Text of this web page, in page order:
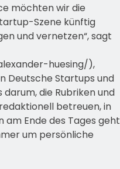
möchten wir die
Szene künftig
und vernetzen“, sagt
huesing/),
Deutsche Startups und
die Rubriken und
betreuen, in
am Ende des Tages geht
um persönliche